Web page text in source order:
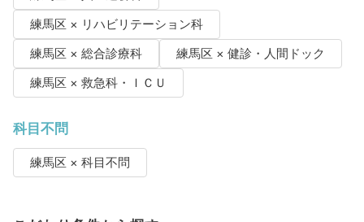
練馬区 × リハビリテーション科
練馬区 × 総合診療科
練馬区 × 健診・人間ドック
練馬区 × 救急科・ＩＣＵ
科目不問
練馬区 × 科目不問